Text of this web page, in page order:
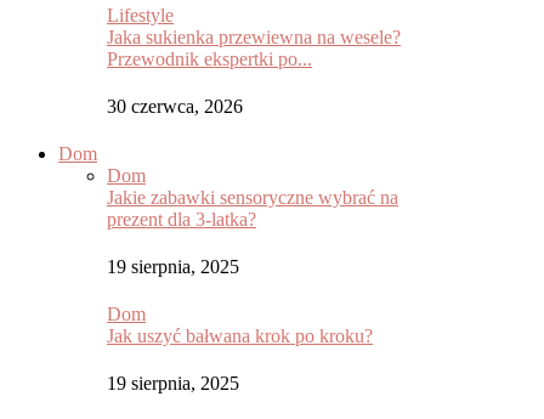
Lifestyle
Jaka sukienka przewiewna na wesele?
Przewodnik ekspertki po...
30 czerwca, 2026
Dom
Dom
Jakie zabawki sensoryczne wybrać na
prezent dla 3-latka?
19 sierpnia, 2025
Dom
Jak uszyć bałwana krok po kroku?
19 sierpnia, 2025